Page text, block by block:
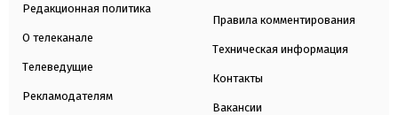
Редакционная политика
О телеканале
Телеведущие
Рекламодателям
Правила комментирования
Техническая информация
Контакты
Вакансии